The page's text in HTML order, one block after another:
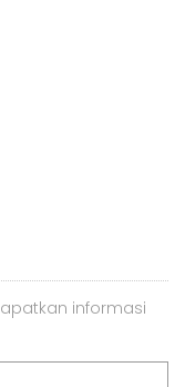
informasi